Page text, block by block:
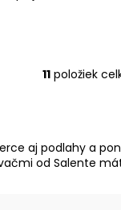
O
d
a
11položiek
aj podlahy a
od Salente